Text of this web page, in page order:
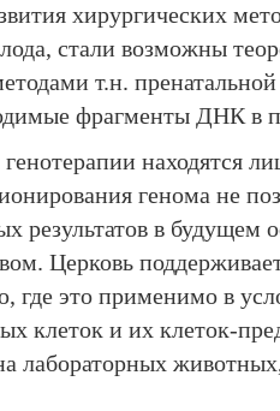
хирургических
стали возможны
т.н.
фрагменты ДНК в
находятся
генома не
в будущем
Церковь
это применимо в
клеток и их клеток-
лабораторных